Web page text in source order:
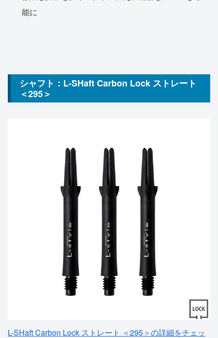
能に
シャフト：L-SHaft Carbon Lock ストレート
＜295＞
L-SHaft Carbon Lock ストレート ＜295＞の詳細をチェッ